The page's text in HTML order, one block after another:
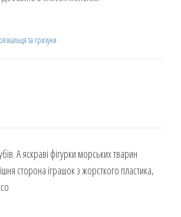
та гризуни
А яскраві фігурки морських тварин
сторона іграшок з жорсткого пластика,